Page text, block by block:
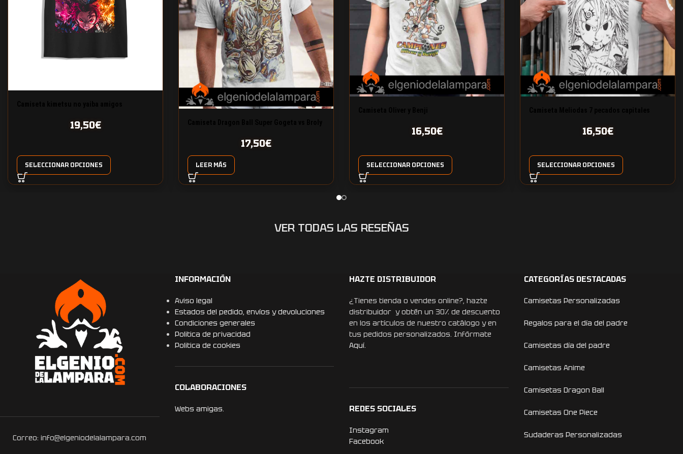
19,50€
SELECCIONAR OPCIONES
17,50€
LEER MÁS
16,50€
SELECCIONAR OPCIONES
16,50€
SELECCIONAR OPCIONES
VER TODAS LAS RESEÑAS
Correo: info@elgeniodelalampara.com
INFORMACIÓN
Aviso legal
Estados del pedido, envíos y devoluciones
Condiciones generales
Politica de privacidad
Politica de cookies
COLABORACIONES
Webs amigas.
HAZTE DISTRIBUIDOR
¿Tienes tienda o vendes online?, hazte
distribuidor y obtén un 30% de descuento
en los artículos de nuestro catálogo y en
tus pedidos personalizados. Infórmate
Aquí.
REDES SOCIALES
Instagram
Facebook
CATEGORÍAS DESTACADAS
Camisetas Personalizadas
Regalos para el día del padre
Camisetas día del padre
Camisetas Anime
Camisetas Dragon Ball
Camisetas One Piece
Sudaderas Personalizadas